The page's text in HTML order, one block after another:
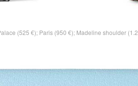
(525 €); Paris (950 €); Madeline shoulder